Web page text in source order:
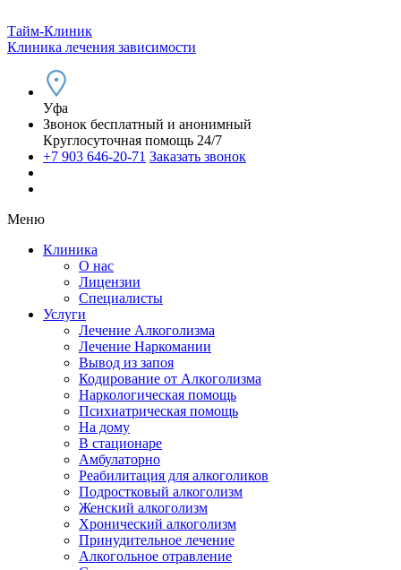
Тайм-Клиник
Клиника лечения зависимости
Уфа
Звонок бесплатный и анонимный
Круглосуточная помощь 24/7
+7 903 646-20-71 Заказать звонок
Меню
Клиника
О нас
Лицензии
Специалисты
Услуги
Лечение Алкоголизма
Лечение Наркомании
Вывод из запоя
Кодирование от Алкоголизма
Наркологическая помощь
Психиатрическая помощь
На дому
В стационаре
Амбулаторно
Реабилитация для алкоголиков
Подростковый алкоголизм
Женский алкоголизм
Хронический алкоголизм
Принудительное лечение
Алкогольное отравление